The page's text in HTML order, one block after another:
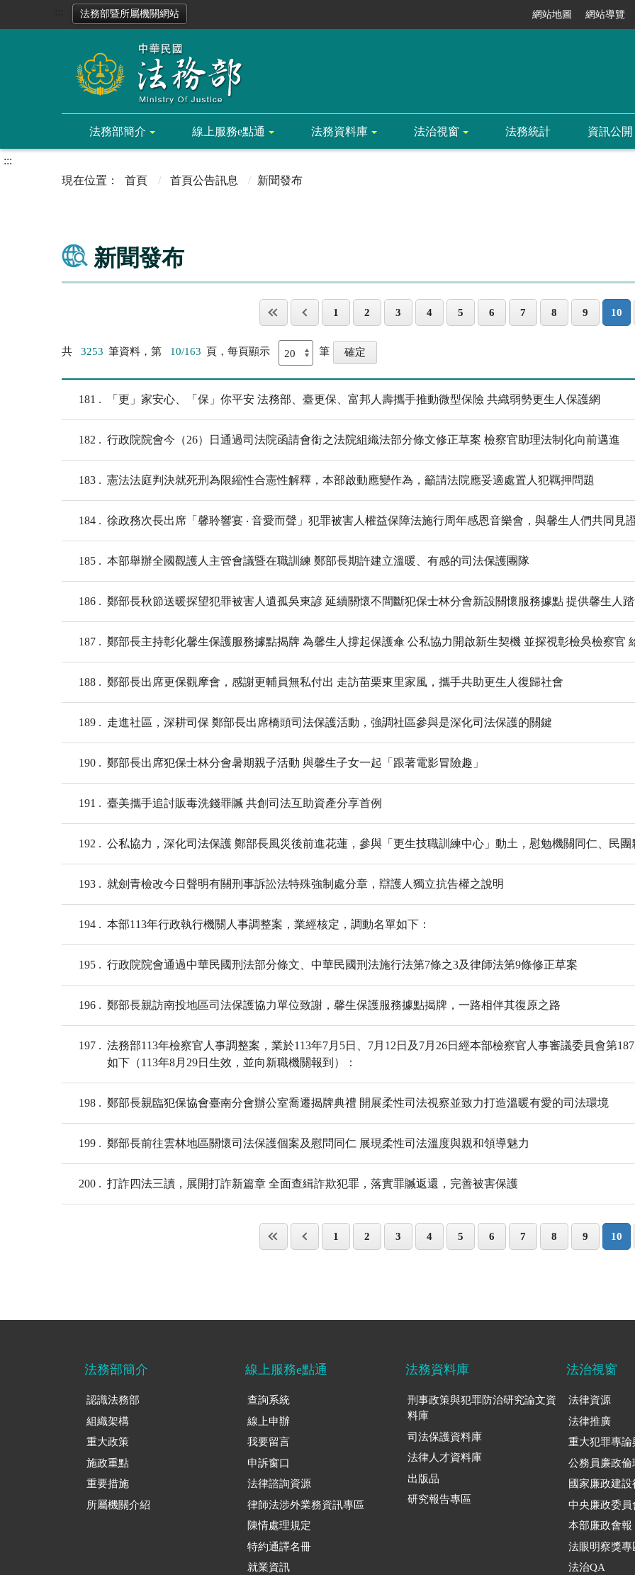
法務部暨所屬機關網站 網站地圖 網站導覽
法務部簡介 線上服務e點通 法務資料庫 法治視窗 法務統計 資訊公開
:::
首頁
首頁公告訊息 新聞發布
新聞發布
1 2 3 4 5 6 7 8 9 10
共 3253 筆資料，第 10/163 頁，每頁顯示 筆
181 「更」家安心、「保」你平安 法務部、臺更保、富邦人壽攜手推動微型保險 共織弱勢更生人保護網
182 行政院院會今（26）日通過司法院函請會銜之法院組織法部分條文修正草案 檢察官助理法制化向前邁進
183 憲法法庭判決就死刑為限縮性合憲性解釋，本部啟動應變作為，籲請法院應妥適處置人犯羈押問題
184 徐政務次長出席「馨聆響宴 ‧ 音愛而聲」犯罪被害人權益保障法施行周年感恩音樂會，與馨生人們共同見
185 本部舉辦全國觀護人主管會議暨在職訓練 鄭部長期許建立溫暖、有感的司法保護團隊
186 鄭部長秋節送暖探望犯罪被害人遺孤吳東諺 延續關懷不間斷犯保士林分會新設關懷服務據點 提供馨生人
187 鄭部長主持彰化馨生保護服務據點揭牌 為馨生人撐起保護傘 公私協力開啟新生契機 並探視彰檢吳檢察官
188 鄭部長出席更保觀摩會，感謝更輔員無私付出 走訪苗栗東里家風，攜手共助更生人復歸社會
189 走進社區，深耕司保 鄭部長出席橋頭司法保護活動，強調社區參與是深化司法保護的關鍵
190 鄭部長出席犯保士林分會暑期親子活動 與馨生子女一起「跟著電影冒險趣」
191 臺美攜手追討販毒洗錢罪贓 共創司法互助資產分享首例
192 公私協力，深化司法保護 鄭部長風災後前進花蓮，參與「更生技職訓練中心」動土，慰勉機關同仁、民
193 就劍青檢改今日聲明有關刑事訴訟法特殊強制處分章，辯護人獨立抗告權之說明
194 本部113年行政執行機關人事調整案，業經核定，調動名單如下：
195 行政院院會通過中華民國刑法部分條文、中華民國刑法施行法第7條之3及律師法第9條修正草案
196 鄭部長親訪南投地區司法保護協力單位致謝，馨生保護服務據點揭牌，一路相伴其復原之路
197
法務部113年檢察官人事調整案，業於113年7月5日、7月12日及7月26日經本部檢察官人事審議委員會第
如下（113年8月29日生效，並向新職機關報到）：
198 鄭部長親臨犯保協會臺南分會辦公室喬遷揭牌典禮 開展柔性司法視察並致力打造溫暖有愛的司法環境
199 鄭部長前往雲林地區關懷司法保護個案及慰問同仁 展現柔性司法溫度與親和領導魅力
200 打詐四法三讀，展開打詐新篇章 全面查緝詐欺犯罪，落實罪贓返還，完善被害保護
1 2 3 4 5 6 7 8 9 10
法務部簡介
認識法務部
組織架構
重大政策
施政重點
重要措施
所屬機關介紹
線上服務e點通
查詢系統
線上申辦
我要留言
申訴窗口
法律諮詢資源
律師法涉外業務資訊專區
陳情處理規定
特約通譯名冊
就業資訊
法務資料庫
刑事政策與犯罪防治研究論文資
料庫
司法保護資料庫
法律人才資料庫
出版品
研究報告專區
法治視窗
法律資源
法律推廣
重大犯罪專論
公務員廉政倫
國家廉政建
中央廉政委員
本部廉政會報
法眼明察獎專
法治QA